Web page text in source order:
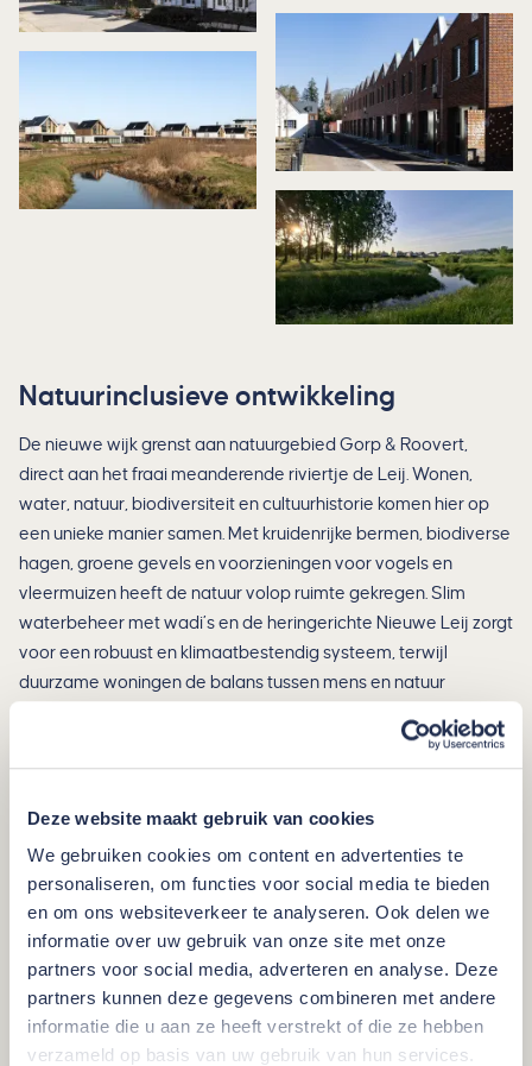
Deze website maakt gebruik van cookies
We gebruiken cookies om content en advertenties te
personaliseren, om functies voor social media te bieden
en om ons websiteverkeer te analyseren. Ook delen we
informatie over uw gebruik van onze site met onze
partners voor social media, adverteren en analyse. Deze
partners kunnen deze gegevens combineren met andere
informatie die u aan ze heeft verstrekt of die ze hebben
verzameld op basis van uw gebruik van hun services.
Natuurinclusieve ontwikkeling
De nieuwe wijk grenst aan natuurgebied Gorp & Roovert,
direct aan het fraai meanderende riviertje de Leij. Wonen,
water, natuur, biodiversiteit en cultuurhistorie komen hier op
een unieke manier samen. Met kruidenrijke bermen, biodiverse
hagen, groene gevels en voorzieningen voor vogels en
vleermuizen heeft de natuur volop ruimte gekregen. Slim
waterbeheer met wadi’s en de heringerichte Nieuwe Leij zorgt
voor een robuust en klimaatbestendig systeem, terwijl
duurzame woningen de balans tussen mens en natuur
segment, zoals vrijstaande villa’s, royale tweekappers, luxe
appartementen en enkele bouwkavels. Ook de tweede fase is
succesvol gerealiseerd, met naast enkele middeldure
gezinswoningen ook sociale koop- en huurwoningen.
Daarmee heeft Land van Anna een gezonde mix van
bewoners gekregen, die allemaal genieten van een prachtige
woonomgeving waarin natuur, biodiversiteit, duurzaamheid
en woonkwaliteit samenkomen.